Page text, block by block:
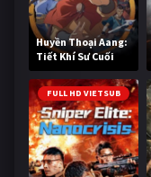
Huyền Thoại Aang:
Tiết Khí Sư Cuối
Cùng
FULL HD VIETSUB